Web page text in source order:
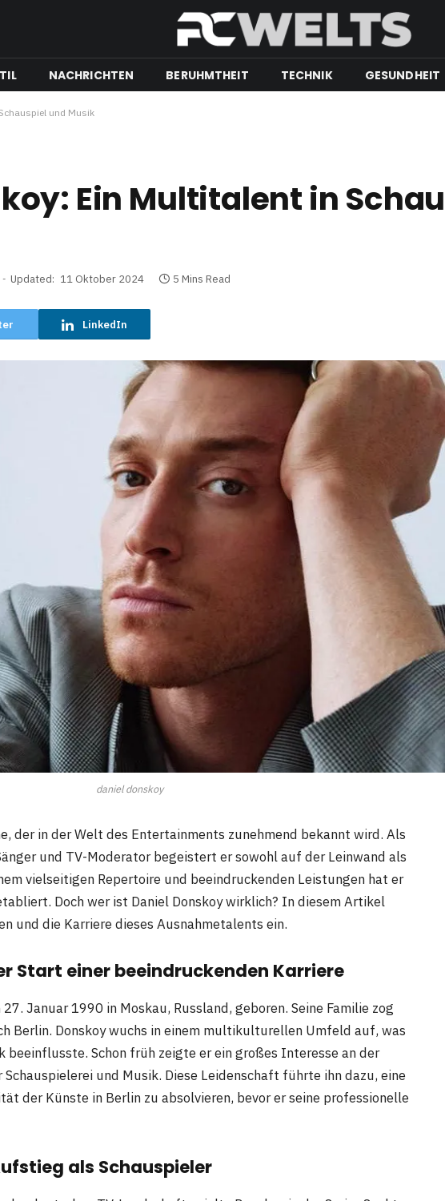
NACHRICHTEN BERUHMTHEIT TECHNIK GESUNDHEIT
und Musik
Ein Multitalent in
Updated: 11 Oktober 2024 5 Mins Read
LinkedIn
daniel donskoy
der in der Welt des Entertainments zunehmend bekannt wird. Als
und TV-Moderator begeistert er sowohl auf der Leinwand als
vielseitigen Repertoire und beeindruckenden Leistungen hat er
Doch wer ist Daniel Donskoy wirklich? In diesem Artikel
und die Karriere dieses Ausnahmetalents ein.
Start einer beeindruckenden Karriere
Januar 1990 in Moskau, Russland, geboren. Seine Familie zog
Berlin. Donskoy wuchs in einem multikulturellen Umfeld auf, was
beeinflusste. Schon früh zeigte er ein großes Interesse an der
Schauspielerei und Musik. Diese Leidenschaft führte ihn dazu, eine
der Künste in Berlin zu absolvieren, bevor er seine professionelle
als Schauspieler